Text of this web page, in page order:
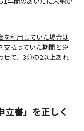
を利用していた場合は
支払っていた期間と免
せて、3分の2以上あれ
立書」を正しく